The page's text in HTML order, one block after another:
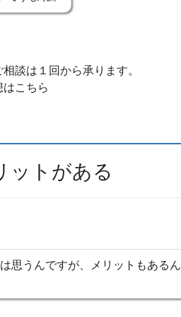
談は１回から承ります。
こちら
ットがある
思うんですが、メリットもあるん